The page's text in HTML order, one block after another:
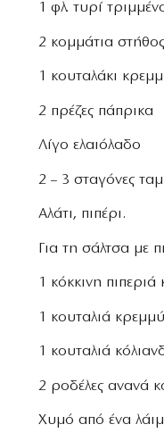
1 φλ. τυρί
2 κομμάτια
1 κουταλάκι
2 πρέζες πάπρικα
Λίγο ελαιόλαδο
2 – 3 σταγόνες
Αλάτι, πιπέρι.
Για τη σάλτσα με
1 κόκκινη
1 κουταλιά
1 κουταλιά
2 ροδέλες ανανά
Χυμό από ένα λάιμ